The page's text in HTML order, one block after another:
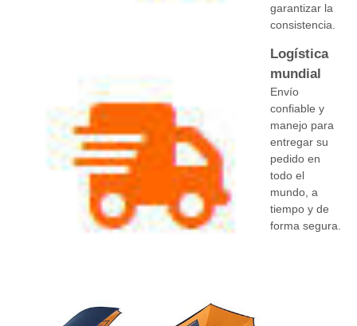
garantizar la
consistencia.
Logística
mundial
Envío
confiable y
manejo para
entregar su
pedido en
todo el
mundo, a
tiempo y de
forma segura.